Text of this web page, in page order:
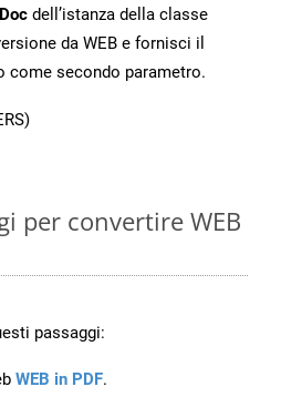
dell’istanza della classe
da WEB e fornisci il
come secondo parametro.
per convertire WEB
passaggi:
WEB in PDF.